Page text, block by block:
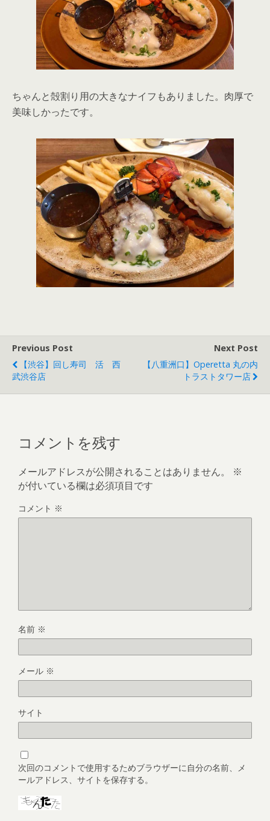
ちゃんと殻割り用の大きなナイフもありました。肉厚で
美味しかったです。
Previous Post
【渋谷】回し寿司 活 西
武渋谷店
Next Post
【八重洲口】Operetta 丸の内
トラストタワー店
コメントを残す
メールアドレスが公開されることはありません。
※
が付いている欄は必須項目です
コメント ※
名前 ※
メール ※
サイト
次回のコメントで使用するためブラウザーに自分の名前、メ
ールアドレス、サイトを保存する。